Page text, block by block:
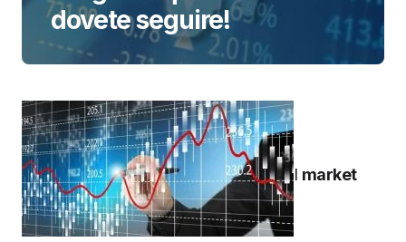
dovete seguire!
I market